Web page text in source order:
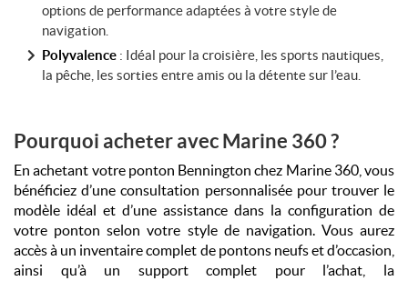
options de performance adaptées à votre style de
navigation.
Polyvalence : Idéal pour la croisière, les sports nautiques,
la pêche, les sorties entre amis ou la détente sur l’eau.
Pourquoi acheter avec Marine 360 ?
En achetant votre ponton Bennington chez Marine 360, vous
bénéficiez d’une consultation personnalisée pour trouver le
modèle idéal et d’une assistance dans la configuration de
votre ponton selon votre style de navigation. Vous aurez
accès à un inventaire complet de pontons neufs et d’occasion,
ainsi qu’à un support complet pour l’achat, la